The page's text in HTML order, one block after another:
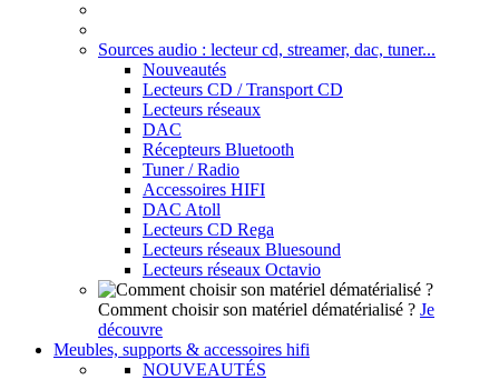
Sources audio : lecteur cd, streamer, dac, tuner...
Nouveautés
Lecteurs CD / Transport CD
Lecteurs réseaux
DAC
Récepteurs Bluetooth
Tuner / Radio
Accessoires HIFI
DAC Atoll
Lecteurs CD Rega
Lecteurs réseaux Bluesound
Lecteurs réseaux Octavio
Comment choisir son matériel dématérialisé ? Je
découvre
Meubles, supports & accessoires hifi
NOUVEAUTÉS